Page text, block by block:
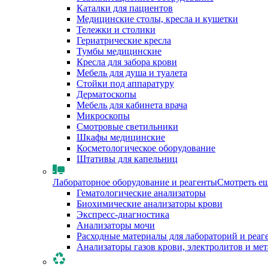
Каталки для пациентов
Медицинские столы, кресла и кушетки
Тележки и столики
Гериатрические кресла
Тумбы медицинские
Кресла для забора крови
Мебель для душа и туалета
Стойки под аппаратуру
Дерматоскопы
Мебель для кабинета врача
Микроскопы
Смотровые светильники
Шкафы медицинские
Косметологическое оборудование
Штативы для капельниц
Лабораторное оборудование и реагентыСмотреть
Гематологические анализаторы
Биохимические анализаторы крови
Экспресс-диагностика
Анализаторы мочи
Расходные материалы для лабораторий и
Анализаторы газов крови, электролитов и